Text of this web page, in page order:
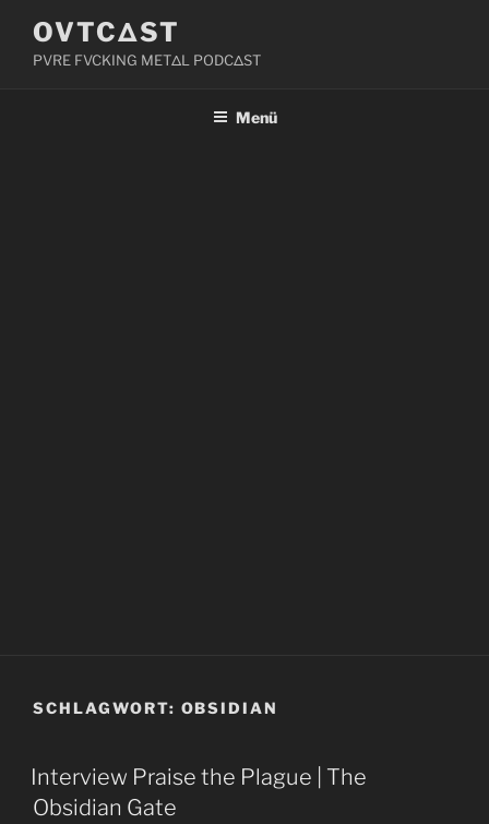
Inhalt
springen
OVTCΔST
PVRE FVCKING METΔL PODCΔST
Menü
SCHLAGWORT: OBSIDIAN
Interview Praise the Plague | The
Obsidian Gate